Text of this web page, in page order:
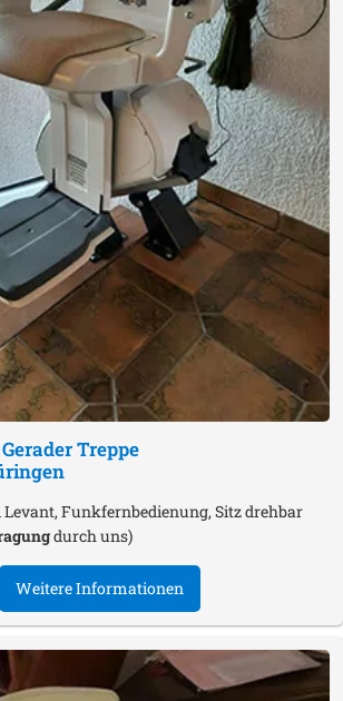
Treppe
Funkfernbedienung, Sitz drehbar
durch uns)
Weitere Informationen